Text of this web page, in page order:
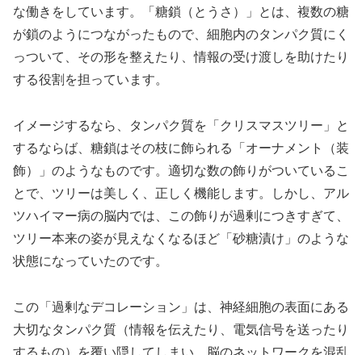
な働きをしています。「糖鎖（とうさ）」とは、複数の糖
が鎖のようにつながったもので、細胞内のタンパク質にく
っついて、その形を整えたり、情報の受け渡しを助けたり
する役割を担っています。
イメージするなら、タンパク質を「クリスマスツリー」と
するならば、糖鎖はその枝に飾られる「オーナメント（装
飾）」のようなものです。適切な数の飾りがついているこ
とで、ツリーは美しく、正しく機能します。しかし、アル
ツハイマー病の脳内では、この飾りが過剰につきすぎて、
ツリー本来の姿が見えなくなるほど「砂糖漬け」のような
状態になっていたのです。
この「過剰なデコレーション」は、神経細胞の表面にある
大切なタンパク質（情報を伝えたり、電気信号を送ったり
するもの）を覆い隠してしまい、脳のネットワークを混乱